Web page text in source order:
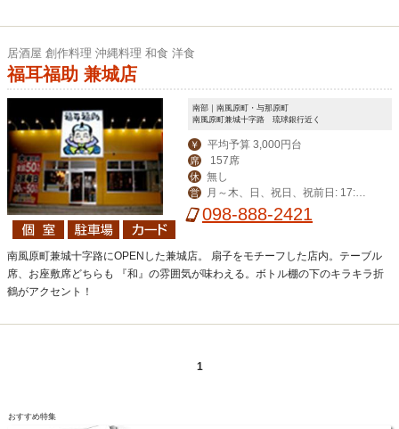
居酒屋 創作料理 沖縄料理 和食 洋食
福耳福助 兼城店
南部｜南風原町・与那原町
南風原町兼城十字路 琉球銀行近く
￥ 平均予算 3,000円台
席 157席
休 無し
営
月～木、日、祝日、祝前日: 17:00
～翌2:00 （料理L.O. 翌0:40 ドリンク
098-888-2421
南風原町兼城十字路にOPENした兼城店。 扇子をモチーフした店内。テーブル
席、お座敷席どちらも 『和』の雰囲気が味わえる。ボトル棚の下のキラキラ折
鶴がアクセント！
1
おすすめ特集